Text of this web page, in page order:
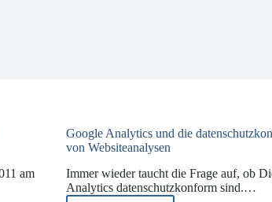
am
Google Analytics und die
von Websiteanalysen
Immer wieder taucht die Frage auf, ob
Analytics datenschutzkonform sind.…